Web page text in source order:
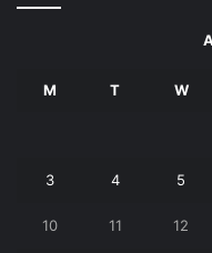
M T W
3 4 5
10 11 12